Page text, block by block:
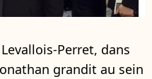
Perret, dans
grandit au sein